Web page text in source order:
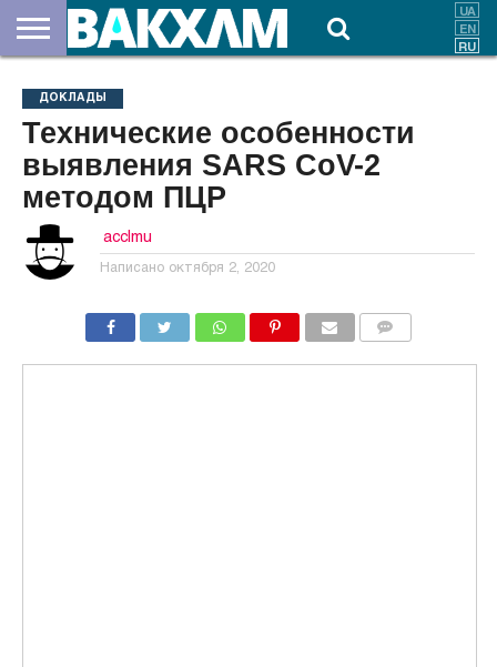
НАС
ВЗНОСЫ
ДОКУМЕНТЫ
НОВОСТИ
КОНТАКТЫ
ДОКЛАДЫ
Технические особенности
выявления SARS CoV-2
методом ПЦР
acclmu
Написано октября 2, 2020